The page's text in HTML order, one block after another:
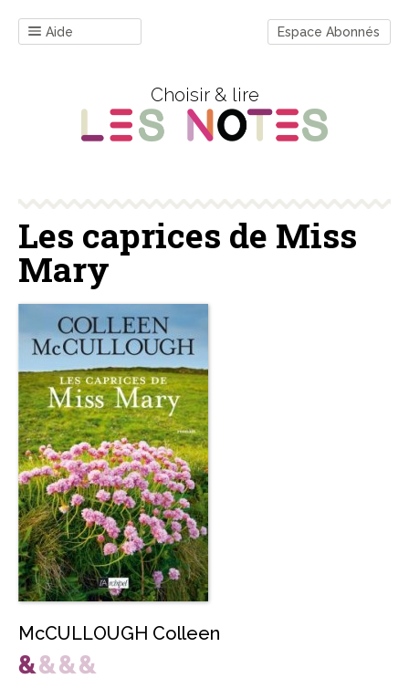
Aide Espace Abonnés
Choisir & lire
Les caprices de Miss
Mary
McCULLOUGH Colleen